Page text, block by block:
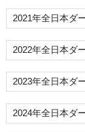
2021年全日本ダ
2022年全日本ダ
2023年全日本ダ
2024年全日本ダ